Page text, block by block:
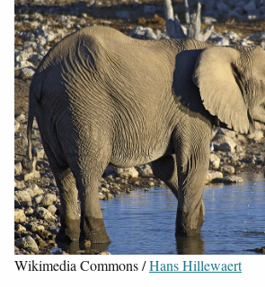
Wikimedia Commons /Hans Hillewaert